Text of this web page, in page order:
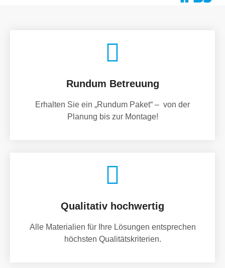
Rundum Betreuung
Erhalten Sie ein „Rundum Paket“ – von der
Planung bis zur Montage!
Qualitativ hochwertig
Alle Materialien für Ihre Lösungen entsprechen
höchsten Qualitätskriterien.